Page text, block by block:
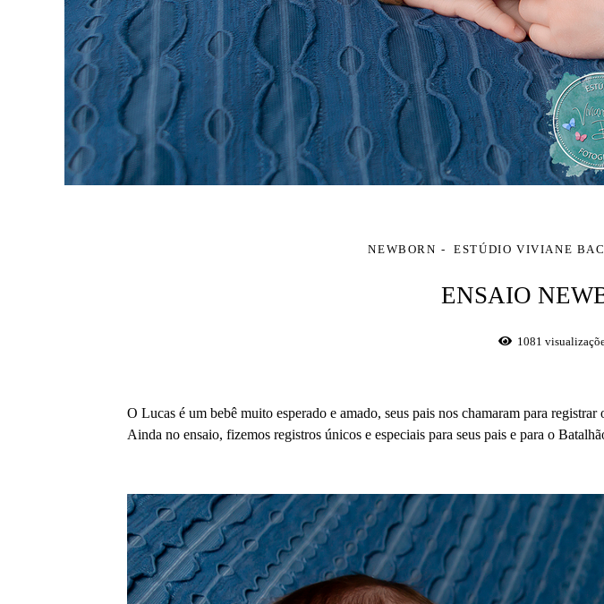
NEWBORN ESTÚDIO VIVIANE
ENSAIO
1081
O Lucas é um bebê muito esperado e amado, seus pais nos chamaram para
Ainda no ensaio, fizemos registros únicos e especiais para seus pais e para o